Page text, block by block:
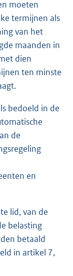
moeten
termijnen als
van het
maanden in
dien
ten minste
bedoeld in de
de
en
lid, van de
belasting
betaald
in artikel 7,